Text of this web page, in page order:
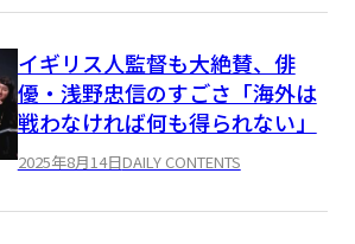
イギリス人監督も大絶賛、俳
優・浅野忠信のすごさ「海外は
戦わなければ何も得られない」
2025年8月14日DAILY CONTENTS